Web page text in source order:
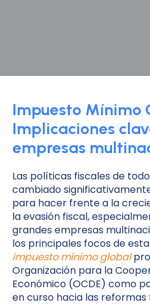
Impuesto Mínimo
Implicaciones
empresas
Las políticas fiscales de
cambiado
para hacer frente a la
la evasión fiscal,
grandes empresas
los principales focos de
impuesto mínimo global
Organización para la
Económico (OCDE) como
en curso hacia las reformas